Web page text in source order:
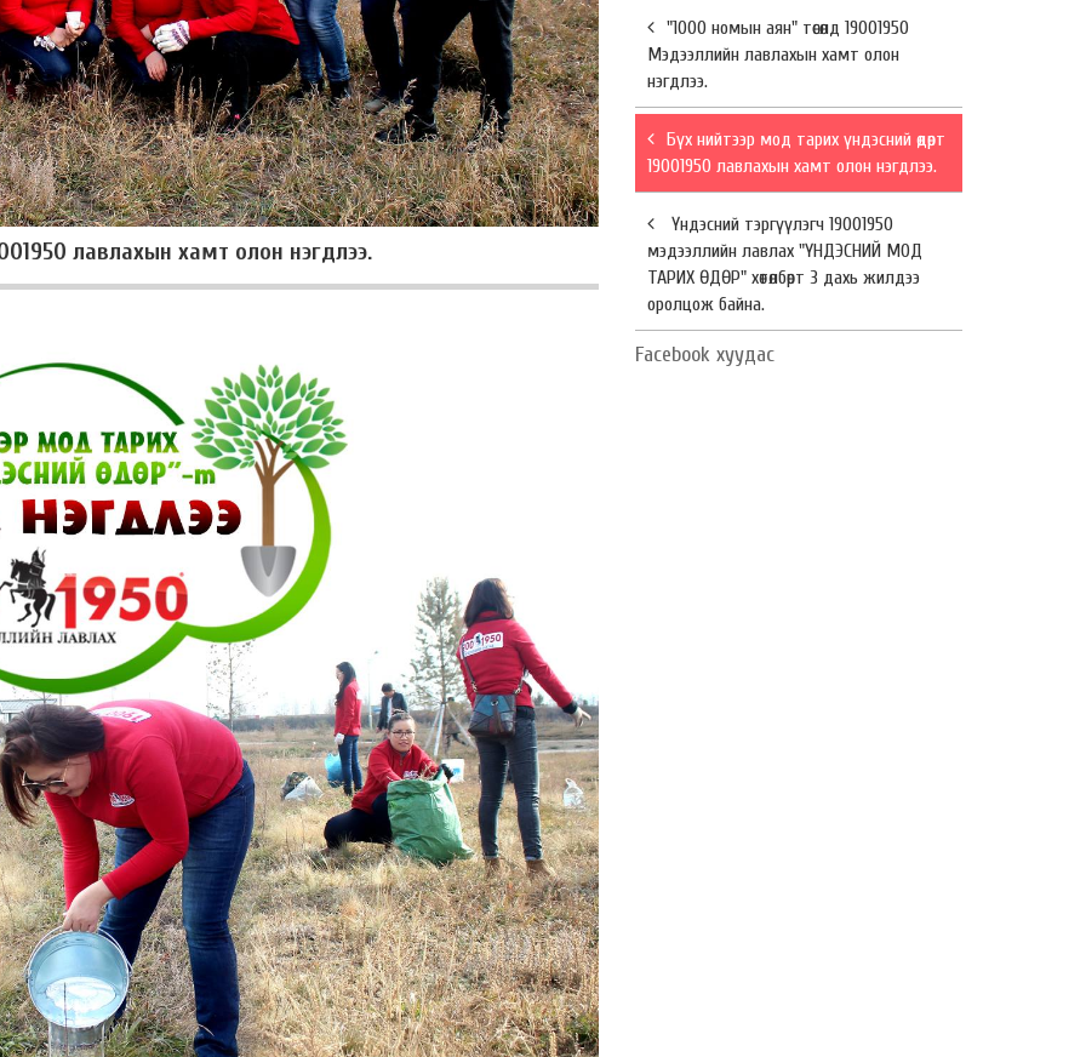
лавлахын хамт олон нэгдлээ.
"1000 номын аян" төсөлд 19001950
Мэдээллийн лавлахын хамт олон
нэгдлээ.
Бүх нийтээр мод тарих үндэсний өдөрт
19001950 лавлахын хамт олон нэгдлээ.
Үндэсний тэргүүлэгч 19001950
мэдээллийн лавлах "ҮНДЭСНИЙ МОД
ТАРИХ ӨДӨР" хөтөлбөрт 3 дахь жилдээ
оролцож байна.
Facebook хуудас